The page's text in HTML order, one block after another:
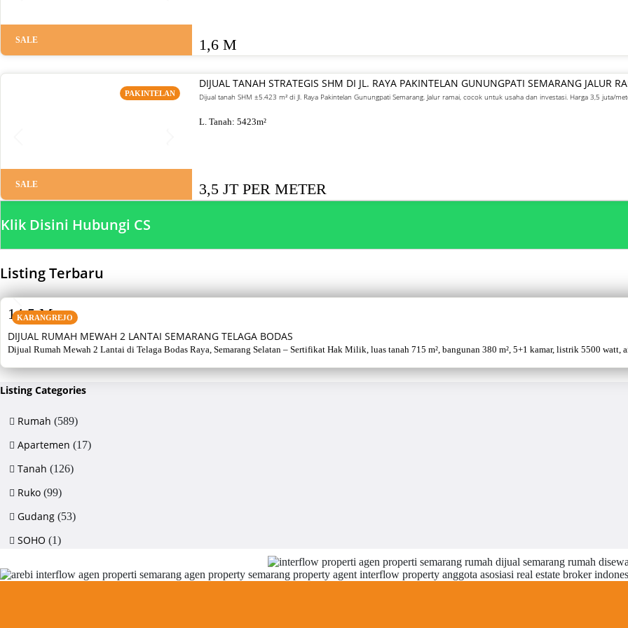
SALE 1,6 M
PAKINTELAN
SALE
DIJUAL TANAH STRATEGIS SHM DI JL. RAYA PAKINTELAN GUNUNGPATI SEMARANG JALUR
Dijual tanah SHM ±5.423 m² di Jl. Raya Pakintelan Gunungpati Semarang. Jalur ramai, cocok untuk usaha dan investasi. Harga 3,5 juta/
L. Tanah: 5423m²
3,5 JT PER METER
Klik Disini Hubungi CS
Listing Terbaru
KARANGREJO
DIJUAL RUMAH MEWAH 2 LANTAI SEMARANG TELAGA BODAS
Dijual Rumah Mewah 2 Lantai di Telaga Bodas Raya, Semarang Selatan – Sertifikat Hak Milik, luas tanah 715 m², bangunan 380 m², 5+1 kamar, listrik 5500 watt,
14,5 M
Listing Categories
Rumah (589)
Apartemen (17)
Tanah (126)
Ruko (99)
Gudang (53)
SOHO (1)